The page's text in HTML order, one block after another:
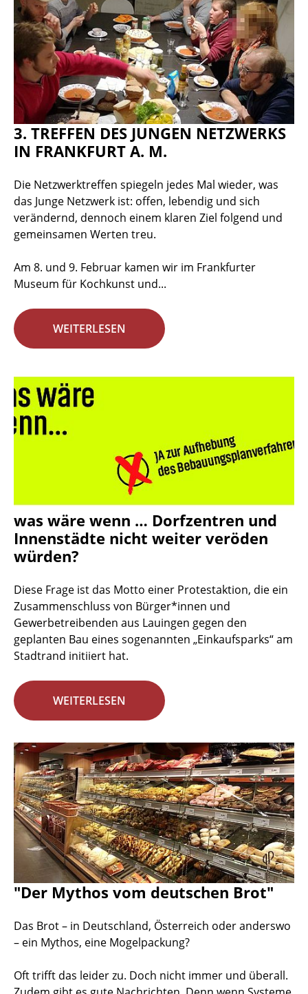
3. TREFFEN DES JUNGEN NETZWERKS
IN FRANKFURT A. M.
Die Netzwerktreffen spiegeln jedes Mal wieder, was
das Junge Netzwerk ist: offen, lebendig und sich
verändernd, dennoch einem klaren Ziel folgend und
gemeinsamen Werten treu.
Am 8. und 9. Februar kamen wir im Frankfurter
Museum für Kochkunst und...
WEITERLESEN
was wäre wenn … Dorfzentren und
Innenstädte nicht weiter veröden
würden?
Diese Frage ist das Motto einer Protestaktion, die ein
Zusammenschluss von Bürger*innen und
Gewerbetreibenden aus Lauingen gegen den
geplanten Bau eines sogenannten „Einkaufsparks“ am
Stadtrand initiiert hat.
WEITERLESEN
"Der Mythos vom deutschen Brot"
Das Brot – in Deutschland, Österreich oder anderswo
– ein Mythos, eine Mogelpackung?
Oft trifft das leider zu. Doch nicht immer und überall.